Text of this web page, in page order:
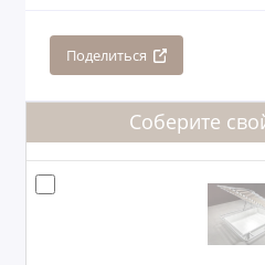
Поделиться
Соберите